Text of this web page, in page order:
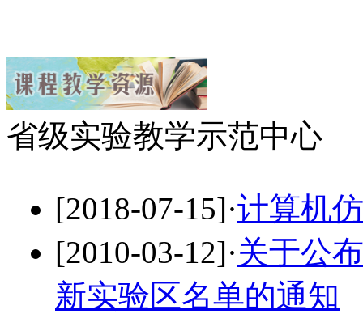
省级实验教学示范中心
[2018-07-15]·计算机
[2010-03-12]·关于公
新实验区名单的通知